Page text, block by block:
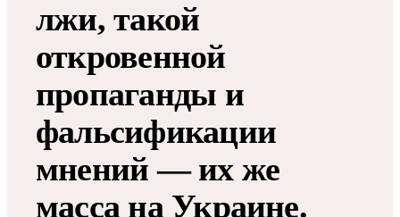
лжи, такой
откровенной
пропаганды и
фальсификации
мнений — их же
масса на Украине.